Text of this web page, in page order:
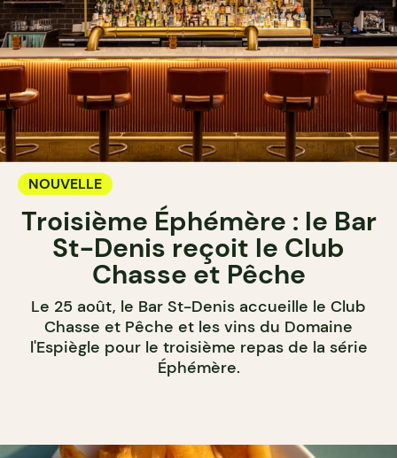
NOUVELLE
Troisième Éphémère : le Bar
St-Denis reçoit le Club
Chasse et Pêche
Le 25 août, le Bar St-Denis accueille le Club
Chasse et Pêche et les vins du Domaine
l'Espiègle pour le troisième repas de la série
Éphémère.